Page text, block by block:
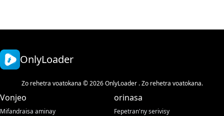
OnlyLoader
Zo rehetra voatokana © 2026 OnlyLoader . Zo rehetra voatokana.
Vonjeo
Mifandraisa aminay
orinasa
Fepetran'ny serivisy